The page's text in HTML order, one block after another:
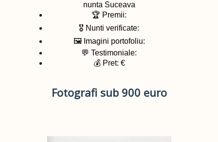
nunta Suceava
🏆 Premii:
🎖️ Nunti verificate:
🖼️ Imagini portofoliu:
💬 Testimoniale:
💰 Pret: €
Fotografi sub 900 euro